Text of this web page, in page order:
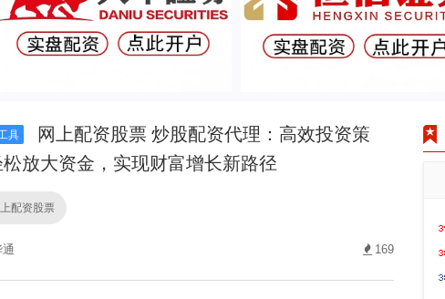
具
网上配资股票 炒股配资代理：高效投资策
放大资金，实现财富增长新路径
配资股票
通 169